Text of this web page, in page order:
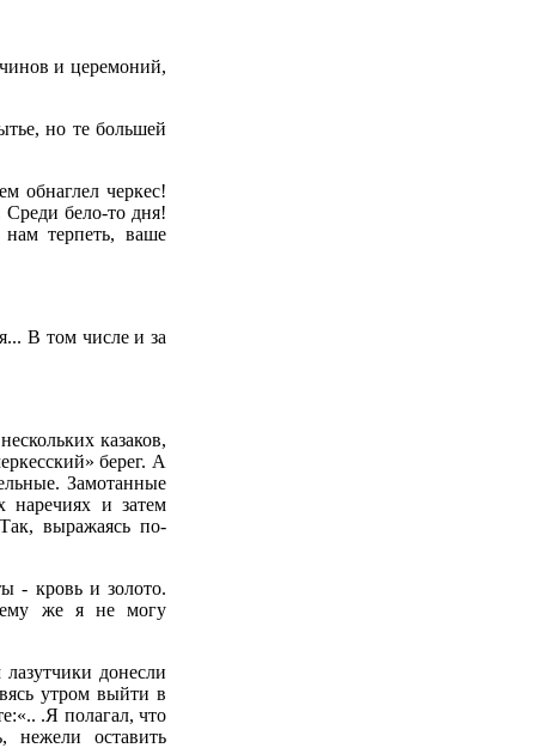
и церемоний,
но те большей
обнаглел черкес!
бело-то дня!
терпеть, ваше
В том числе и за
казаков,
берег. А
Замотанные
наречиях и затем
выражаясь по-
- кровь и золото.
же я не могу
донесли
утром выйти в
.Я полагал, что
нежели оставить